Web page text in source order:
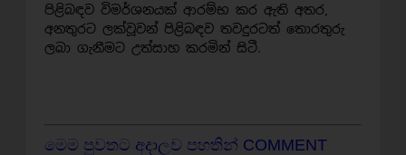
පිළිබඳව විමර්ශනයක් ආරම්භ කර ඇති අතර,
අනතුරට ලක්වූවන් පිළිබඳව තවදුරටත් තොරතුරු
ලබා ගැනීමට උත්සාහ කරමින් සිටී.
මෙම පුවතට අදාලව පහතින් COMMENT